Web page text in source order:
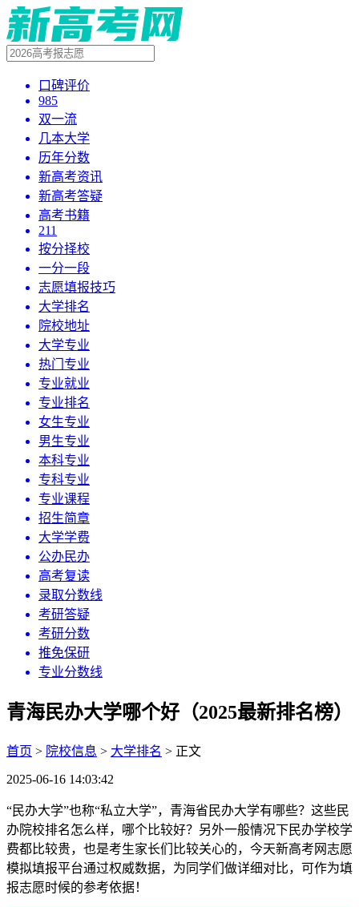
口碑评价
985
双一流
几本大学
历年分数
新高考资讯
新高考答疑
高考书籍
211
按分择校
一分一段
志愿填报技巧
大学排名
院校地址
大学专业
热门专业
专业就业
专业排名
女生专业
男生专业
本科专业
专科专业
专业课程
招生简章
大学学费
公办民办
高考复读
录取分数线
考研答疑
考研分数
推免保研
专业分数线
青海民办大学哪个好（2025最新排名榜）
首页 > 院校信息 > 大学排名 > 正文
2025-06-16 14:03:42
“民办大学”也称“私立大学”，青海省民办大学有哪些？这些民
办院校排名怎么样，哪个比较好？另外一般情况下民办学校学
费都比较贵，也是考生家长们比较关心的，今天新高考网志愿
模拟填报平台通过权威数据，为同学们做详细对比，可作为填
报志愿时候的参考依据！